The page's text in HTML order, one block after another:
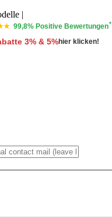
|
99,8% Positive Bewertungen*
3% & 5%hier klicken!